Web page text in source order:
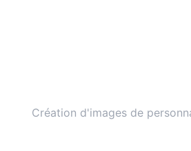
Création d'images de